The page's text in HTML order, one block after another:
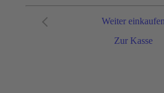
Zur Kasse
Weiter einkaufen